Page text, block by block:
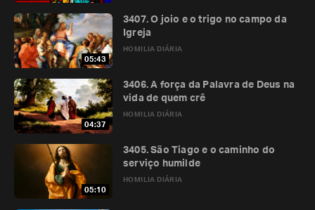
05:43
HOMILIA DIÁRIA
3407. O joio e o trigo no campo da
Igreja
04:37
HOMILIA DIÁRIA
3406. A força da Palavra de Deus na
vida de quem crê
05:10
HOMILIA DIÁRIA
3405. São Tiago e o caminho do
serviço humilde